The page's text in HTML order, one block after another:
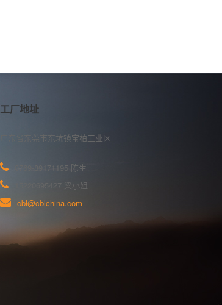
工厂地址
广东省东莞市东坑镇宝柏工业区
0769-89171195 陈生
15220695427 梁小姐
cbl@cblchina.com